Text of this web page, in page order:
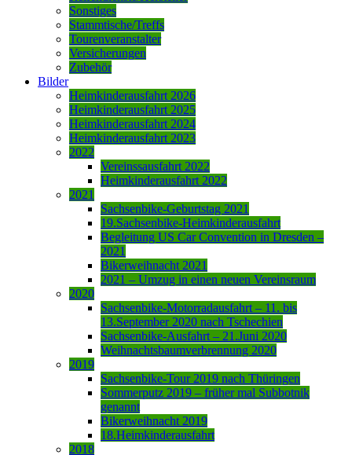
Sonstiges
Stammtische/Treffs
Tourenveranstalter
Versicherungen
Zubehör
Bilder
Heimkinderausfahrt 2026
Heimkinderausfahrt 2025
Heimkinderausfahrt 2024
Heimkinderausfahrt 2023
2022
Vereinssausfahrt 2022
Heimkinderausfahrt 2022
2021
Sachsenbike-Geburtstag 2021
19.Sachsenbike-Heimkinderausfahrt
Begleitung US Car Convention in Dresden –
2021
Bikerweihnacht 2021
2021 – Umzug in einen neuen Vereinsraum
2020
Sachsenbike-Motorradausfahrt – 11. bis
13.September 2020 nach Tschechien
Sachsenbike-Ausfahrt – 21.Juni 2020
Weihnachtsbaumverbrennung 2020
2019
Sachsenbike-Tour 2019 nach Thüringen
Sommerputz 2019 – früher mal Subbotnik
genannt
Bikerweihnacht 2019
18.Heimkinderausfahrt
2018